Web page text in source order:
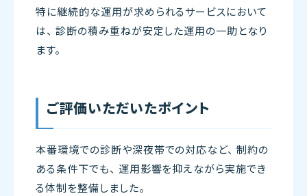
特に継続的な運用が求められるサービスにおいて
は、 診断の積み重ねが安定した運用の一助となり
ます。
ご評価いただいたポイント
本番環境での診断や深夜帯での対応など、 制約の
ある条件下でも、 運用影響を抑えながら実施でき
る体制を整備しました。